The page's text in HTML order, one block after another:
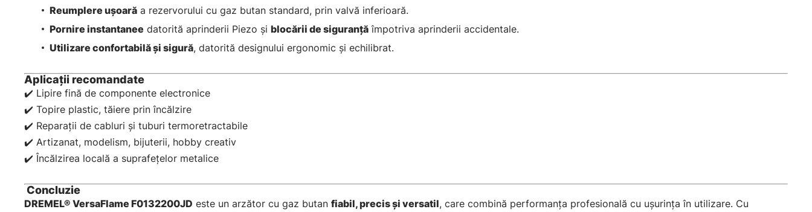
Reumplere ușoară a rezervorului cu gaz butan standard, prin valvă inferioară.
Pornire instantanee datorită aprinderii Piezo și blocării de siguranță împotriva aprinderii accidentale.
Utilizare confortabilă și sigură, datorită designului ergonomic și echilibrat.
Aplicaţii recomandate
✔️ Lipire fină de componente electronice
✔️ Topire plastic, tăiere prin încălzire
✔️ Reparații de cabluri și tuburi termoretractabile
✔️ Artizanat, modelism, bijuterii, hobby creativ
✔️ Încălzirea locală a suprafețelor metalice
Concluzie
DREMEL® VersaFlame F0132200JD este un arzător cu gaz butan fiabil, precis și versatil, care combină performanța profesională cu ușurința în utilizare. Cu